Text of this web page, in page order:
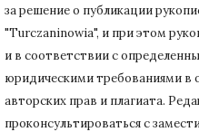
за решение о публикации
"Turczaninowia", и при этом
и в соответствии с
юридическими требованиями в
авторских прав и плагиата.
проконсультироваться с